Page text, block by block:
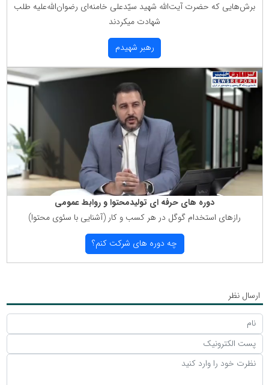
برش‌هایی كه حضرت آیت‌الله شهید سیّدعلی خامنه‌ای رضوان‌الله‌علیه طلب
شهادت میكردند
رهبر شهیدم
دوره های حرفه ای تولیدمحتوا و روابط عمومی
رازهای استخدام گوگل در هر كسب و كار (آشنایی با سئوی محتوا)
چه دوره های شركت كنم؟
ارسال نظر